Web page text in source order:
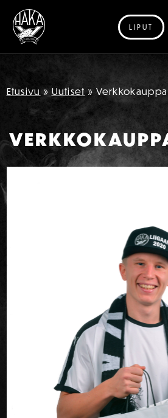
Siirry sisältöön
LIPUT
Etusivu » Uutiset »